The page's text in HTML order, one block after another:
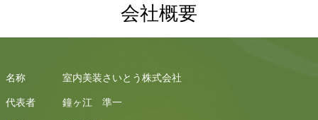
会社概要
名称 室内美装さいとう株式会社
代表者 鐘ヶ江 準一